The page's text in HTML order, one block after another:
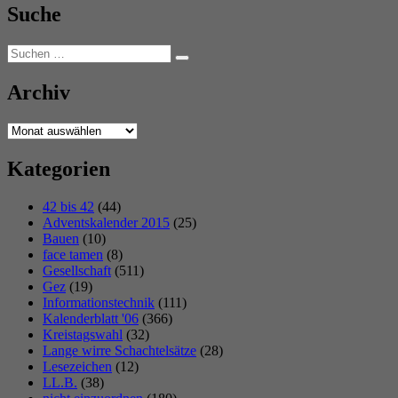
Suche
Suchen
nach:
Suchen
Archiv
Archiv
Kategorien
42 bis 42 (44)
Adventskalender 2015 (25)
Bauen (10)
face tamen (8)
Gesellschaft (511)
Gez (19)
Informationstechnik (111)
Kalenderblatt '06 (366)
Kreistagswahl (32)
Lange wirre Schachtelsätze (28)
Lesezeichen (12)
LL.B. (38)